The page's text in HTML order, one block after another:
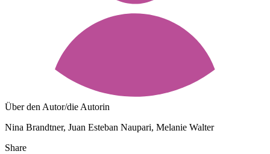
Über den Autor/die Autorin
Nina Brandtner, Juan Esteban Naupari, Melanie Walter
Share